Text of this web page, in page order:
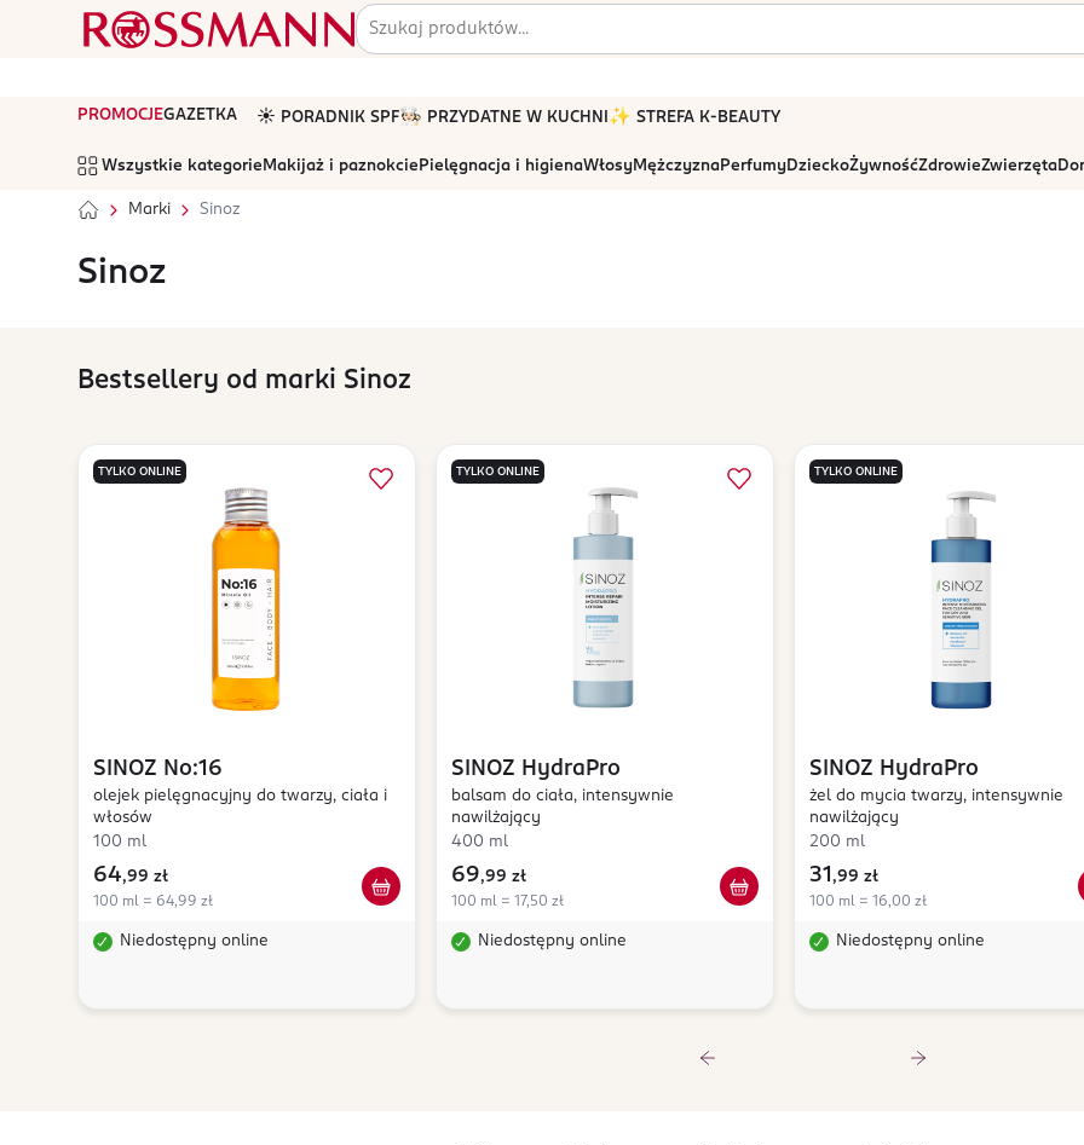
PROMOCJEGAZETKA ☀️ PORADNIK SPF🧑🏻‍🍳 PRZYDATNE W KUCHNI ✨ STREFA K-BEAUTY
Wszystkie kategorie Makijaż i paznokcie Pielęgnacja i higienaWłosyMężczyznaPerfumyDzieckoŻywnośćZdrowieZwierzęta
Marki Sinoz
Sinoz
Bestsellery od marki Sinoz
TYLKO ONLINE
SINOZ No:16
olejek pielęgnacyjny do twarzy, ciała i
włosów
100 ml
64,99 zł
100 ml = 64,99 zł
Niedostępny online
TYLKO ONLINE
SINOZ HydraPro
balsam do ciała, intensywnie
nawilżający
400 ml
69,99 zł
100 ml = 17,50 zł
Niedostępny online
TYLKO ONLINE
SINOZ HydraPro
żel do mycia twarzy, intensywnie
nawilżający
200 ml
31 ,99 zł
100 ml = 16,00 zł
Niedostępny online